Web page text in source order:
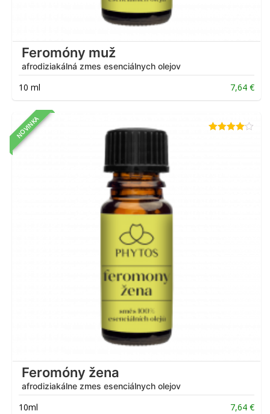
Feromóny muž
afrodiziakálná zmes esenciálnych olejov
10 ml 7,64 €
NOVINKA
Feromóny žena
afrodiziakálne zmes esenciálnych olejov
10ml 7,64 €